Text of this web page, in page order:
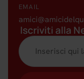
EMAIL
Iscriviti alla